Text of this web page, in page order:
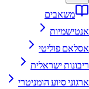
משאבים
אנטישמיות
אסלאם פוליטי
ריבונות ישראלית
ארגוני סיוע הומניטרי